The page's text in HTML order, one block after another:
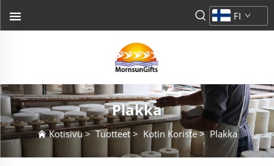
FI
Plakka
Kotisivu>Tuotteet> Kotin Koriste> Plakka